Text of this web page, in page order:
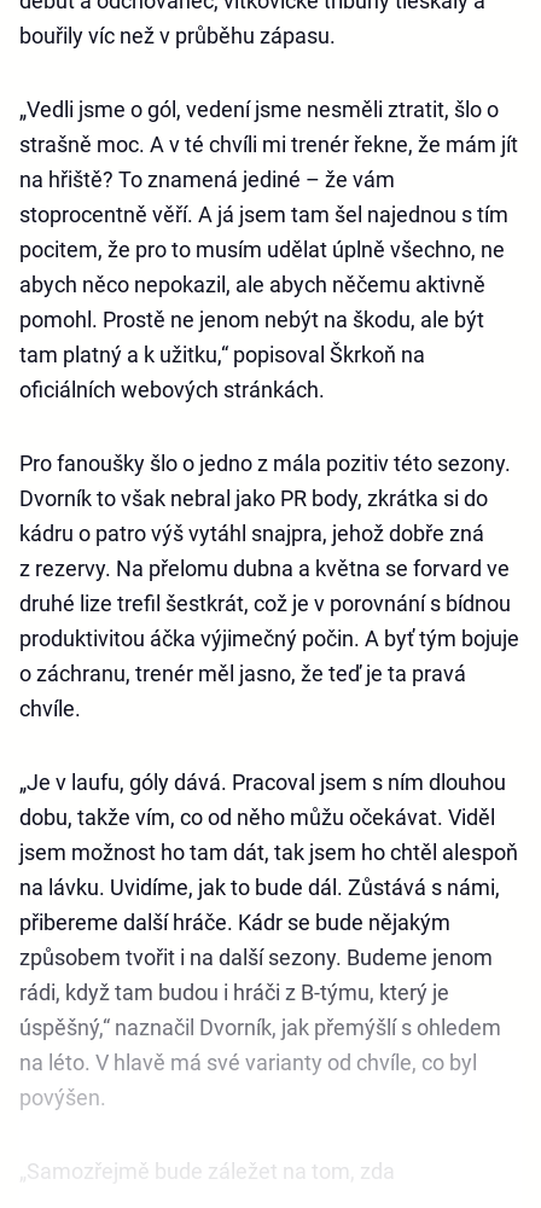
bouřily víc než v průběhu zápasu.
„Vedli jsme o gól, vedení jsme nesměli ztratit, šlo o
strašně moc. A v té chvíli mi trenér řekne, že mám jít
na hřiště? To znamená jediné – že vám
stoprocentně věří. A já jsem tam šel najednou s tím
pocitem, že pro to musím udělat úplně všechno, ne
abych něco nepokazil, ale abych něčemu aktivně
pomohl. Prostě ne jenom nebýt na škodu, ale být
tam platný a k užitku,“ popisoval Škrkoň na
oficiálních webových stránkách.
Pro fanoušky šlo o jedno z mála pozitiv této sezony.
Dvorník to však nebral jako PR body, zkrátka si do
kádru o patro výš vytáhl snajpra, jehož dobře zná
z rezervy. Na přelomu dubna a května se forvard ve
druhé lize trefil šestkrát, což je v porovnání s bídnou
produktivitou áčka výjimečný počin. A byť tým bojuje
o záchranu, trenér měl jasno, že teď je ta pravá
chvíle.
„Je v laufu, góly dává. Pracoval jsem s ním dlouhou
dobu, takže vím, co od něho můžu očekávat. Viděl
jsem možnost ho tam dát, tak jsem ho chtěl alespoň
na lávku. Uvidíme, jak to bude dál. Zůstává s námi,
přibereme další hráče. Kádr se bude nějakým
způsobem tvořit i na další sezony. Budeme jenom
rádi, když tam budou i hráči z B-týmu, který je
úspěšný,“ naznačil Dvorník, jak přemýšlí s ohledem
na léto. V hlavě má své varianty od chvíle, co byl
povýšen.
„Samozřejmě bude záležet na tom, zda